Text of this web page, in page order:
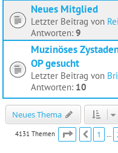
Neues Mitglied
Letzter Beitrag von
Antworten: 9
Muzinöses
OP gesucht
Letzter Beitrag von
Antworten: 10
Neues Thema
4131 Themen Seite 2041 …